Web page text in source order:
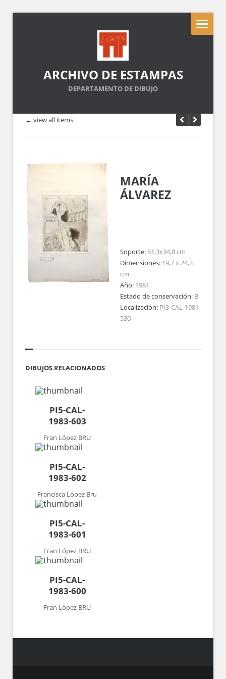
ARCHIVO DE ESTAMPAS
DEPARTAMENTO DE DIBUJO
← view all items
MARÍA
ÁLVAREZ
Soporte: 51,3x34,8 cm
Dimensiones: 19,7 x 24,3
cm
Año: 1981
Estado de conservación: B
Localización: PI3-CAL-1981-
530
DIBUJOS RELACIONADOS
PI5-CAL-
1983-603
Fran López BRU
PI5-CAL-
1983-602
Francisca López Bru
PI5-CAL-
1983-601
Fran López BRU
PI5-CAL-
1983-600
Fran López BRU